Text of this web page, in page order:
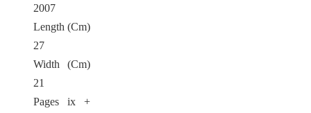
2007
Length (Cm)
27
Width (Cm)
21
Pages ix +